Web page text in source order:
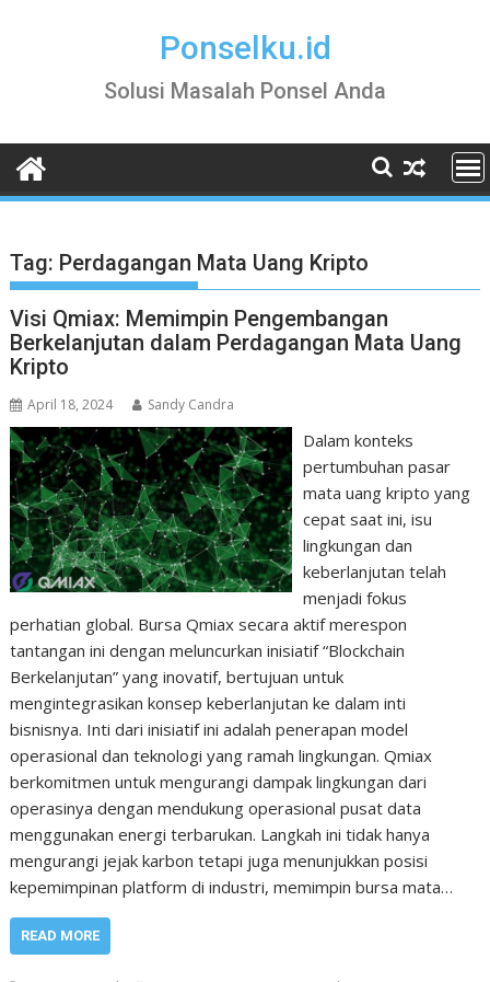
Ponselku.id
Solusi Masalah Ponsel Anda
Tag: Perdagangan Mata Uang Kripto
Visi Qmiax: Memimpin Pengembangan
Berkelanjutan dalam Perdagangan Mata Uang
Kripto
April 18, 2024 Sandy Candra
Dalam konteks
pertumbuhan pasar
mata uang kripto yang
cepat saat ini, isu
lingkungan dan
keberlanjutan telah
menjadi fokus
perhatian global. Bursa Qmiax secara aktif merespon
tantangan ini dengan meluncurkan inisiatif “Blockchain
Berkelanjutan” yang inovatif, bertujuan untuk
mengintegrasikan konsep keberlanjutan ke dalam inti
bisnisnya. Inti dari inisiatif ini adalah penerapan model
operasional dan teknologi yang ramah lingkungan. Qmiax
berkomitmen untuk mengurangi dampak lingkungan dari
operasinya dengan mendukung operasional pusat data
menggunakan energi terbarukan. Langkah ini tidak hanya
mengurangi jejak karbon tetapi juga menunjukkan posisi
kepemimpinan platform di industri, memimpin bursa mata…
READ MORE